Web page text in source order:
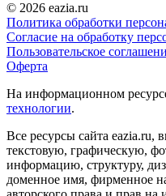
© 2026 eazia.ru
Политика обработки
Согласие на обработку
Пользовательское
Оферта
На информационном
технологии.
Все ресурсы сайта eazia.ru,
текстовую, графическую,
информацию, структуру,
доменное имя, фирменное